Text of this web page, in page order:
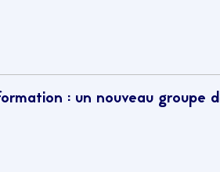
: un nouveau groupe